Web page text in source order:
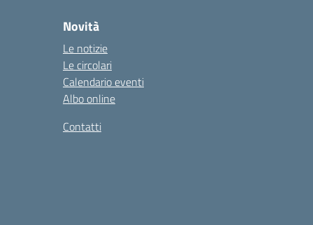
Novità
Le notizie
Le circolari
Calendario eventi
Albo online
Contatti